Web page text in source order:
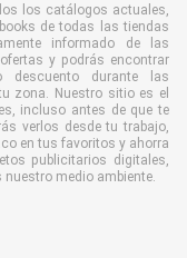
los catálogos actuales,
de todas las tiendas
informado de las
y podrás encontrar
descuento durante las
zona. Nuestro sitio es el
incluso antes de que te
verlos desde tu trabajo,
en tus favoritos y ahorra
publicitarios digitales,
medio ambiente.